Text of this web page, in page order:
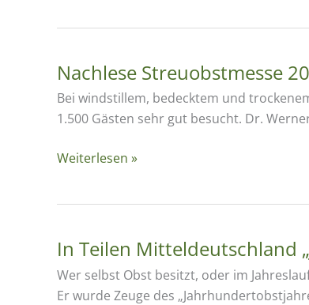
Nachlese Streuobstmesse
Bei windstillem, bedecktem und
1.500 Gästen sehr gut besucht. Dr.
Nachlese
den
Rudolstädter
Bauernhäusern
Weiterlesen »
In Teilen Mitteldeutschland
Wer selbst Obst besitzt, oder im
Er wurde Zeuge des